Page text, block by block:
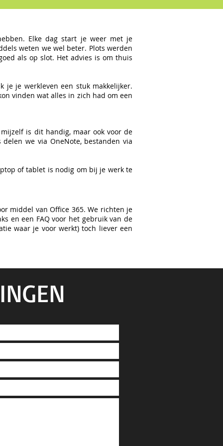
Elke dag start je weer met je
weten we wel beter. Plots werden
als op slot. Het advies is om thuis
je je werkleven een stuk makkelijker.
vinden wat alles in zich had om een
is dit handig, maar ook voor de
we via OneNote, bestanden via
of tablet is nodig om bij je werk te
middel van Office 365. We richten je
en een FAQ voor het gebruik van de
waar je voor werkt) toch liever een